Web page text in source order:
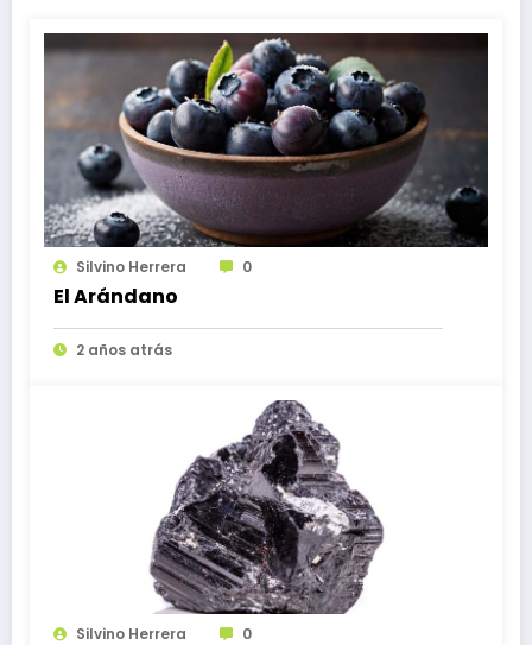
Silvino Herrera 0
El Arándano
2 años atrás
Silvino Herrera 0